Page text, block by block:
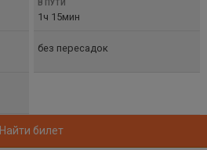
1ч 15мин
без пересадок
Найти билет